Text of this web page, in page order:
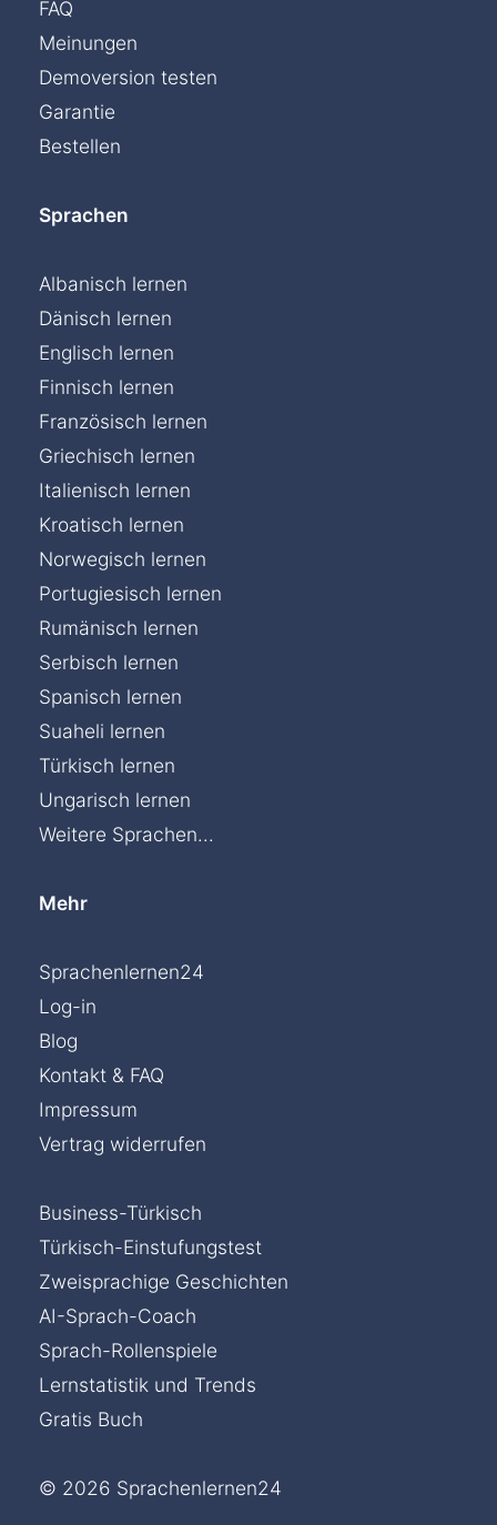
FAQ
Meinungen
Demoversion testen
Garantie
Bestellen
Sprachen
Albanisch lernen
Dänisch lernen
Englisch lernen
Finnisch lernen
Französisch lernen
Griechisch lernen
Italienisch lernen
Kroatisch lernen
Norwegisch lernen
Portugiesisch lernen
Rumänisch lernen
Serbisch lernen
Spanisch lernen
Suaheli lernen
Türkisch lernen
Ungarisch lernen
Weitere Sprachen...
Mehr
Sprachenlernen24
Log-in
Blog
Kontakt & FAQ
Impressum
Vertrag widerrufen
Business-Türkisch
Türkisch-Einstufungstest
Zweisprachige Geschichten
AI-Sprach-Coach
Sprach-Rollenspiele
Lernstatistik und Trends
Gratis Buch
© 2026 Sprachenlernen24